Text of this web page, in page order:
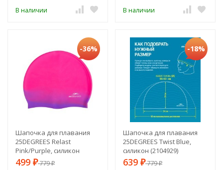
В наличии В наличии
-36%
Шапочка для плавания
25DEGREES Relast
Pink/Purple, силикон
(1435857)
499 ₽779₽
-18%
Шапочка для плавания
25DEGREES Twist Blue,
силикон (2104929)
639 ₽779₽